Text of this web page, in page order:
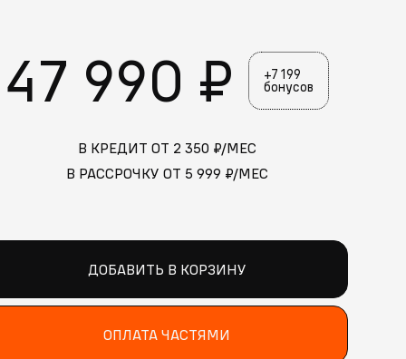
47 990 ₽ +7 199
бонусов
В КРЕДИТ ОТ 2 350 ₽/МЕС
В РАССРОЧКУ ОТ 5 999 ₽/МЕС
ДОБАВИТЬ В КОРЗИНУ
ОПЛАТА ЧАСТЯМИ